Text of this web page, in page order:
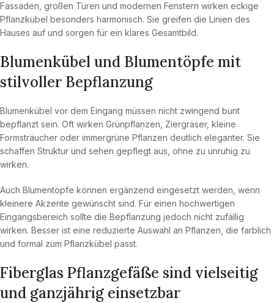
Fassaden, großen Türen und modernen Fenstern wirken eckige
Pflanzkübel besonders harmonisch. Sie greifen die Linien des
Hauses auf und sorgen für ein klares Gesamtbild.
Blumenkübel und Blumentöpfe mit
stilvoller Bepflanzung
Blumenkübel vor dem Eingang müssen nicht zwingend bunt
bepflanzt sein. Oft wirken Grünpflanzen, Ziergräser, kleine
Formsträucher oder immergrüne Pflanzen deutlich eleganter. Sie
schaffen Struktur und sehen gepflegt aus, ohne zu unruhig zu
wirken.
Auch Blumentöpfe können ergänzend eingesetzt werden, wenn
kleinere Akzente gewünscht sind. Für einen hochwertigen
Eingangsbereich sollte die Bepflanzung jedoch nicht zufällig
wirken. Besser ist eine reduzierte Auswahl an Pflanzen, die farblich
und formal zum Pflanzkübel passt.
Fiberglas Pflanzgefäße sind vielseitig
und ganzjährig einsetzbar